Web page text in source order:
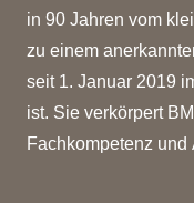
in 90 Jahren vom
zu einem
seit 1. Januar 2019
ist. Sie verkörpert
Fachkompetenz und